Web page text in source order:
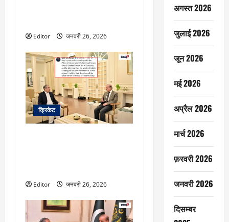
Editor जनवरी 26, 2026
क्रिकेट
Editor जनवरी 26, 2026
अगस्त 2026
जुलाई 2026
जून 2026
मई 2026
अप्रैल 2026
मार्च 2026
फ़रवरी 2026
जनवरी 2026
दिसम्बर